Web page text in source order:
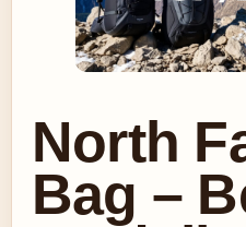
North
Bag –